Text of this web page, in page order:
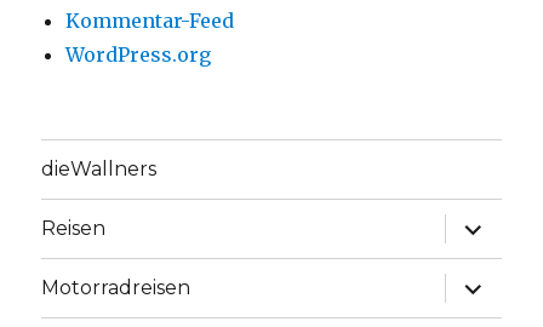
Kommentar-Feed
WordPress.org
dieWallners
Reisen
Motorradreisen